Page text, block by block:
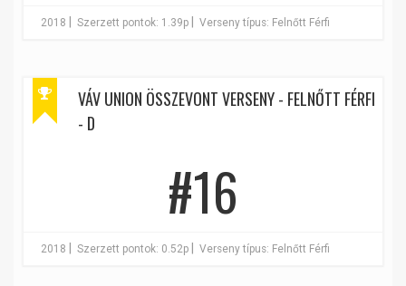
2018 Szerzett pontok: 1.39p Verseny típus: Felnőtt Férfi
VÁV UNION ÖSSZEVONT VERSENY - FELNŐTT FÉRFI
- D
#16
2018 Szerzett pontok: 0.52p Verseny típus: Felnőtt Férfi